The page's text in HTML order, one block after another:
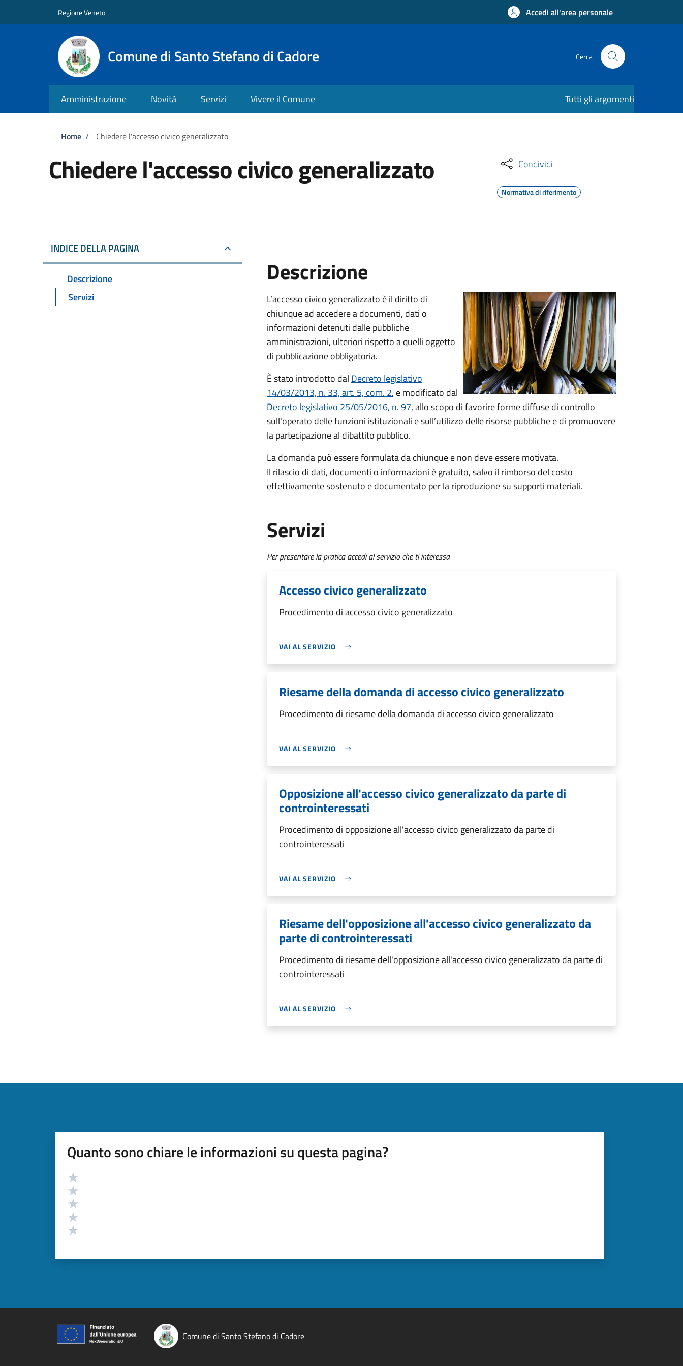
Regione Veneto Accedi all'area personale
Comune di Santo Stefano di Cadore Cerca
Amministrazione Novità Servizi Vivere il Comune Tutti gli argomenti
Briciole di pane
Home / Chiedere l'accesso civico generalizzato
Chiedere l'accesso civico generalizzato Condividi
Normativa di riferimento
INDICE DELLA PAGINA
Descrizione
Servizi
Descrizione
L’accesso civico generalizzato è il diritto di
chiunque ad accedere a documenti, dati o
informazioni detenuti dalle pubbliche
amministrazioni, ulteriori rispetto a quelli oggetto
di pubblicazione obbligatoria.
È stato introdotto dal Decreto legislativo
14/03/2013, n. 33, art. 5, com. 2, e modificato dal
Decreto legislativo 25/05/2016, n. 97, allo scopo di favorire forme diffuse di controllo
sull'operato delle funzioni istituzionali e sull’utilizzo delle risorse pubbliche e di promuovere
la partecipazione al dibattito pubblico.
La domanda può essere formulata da chiunque e non deve essere motivata.
Il rilascio di dati, documenti o informazioni è gratuito, salvo il rimborso del costo
effettivamente sostenuto e documentato per la riproduzione su supporti materiali.
Servizi
Per presentare la pratica accedi al servizio che ti interessa
Accesso civico generalizzato
Procedimento di accesso civico generalizzato
VAI AL SERVIZIO
Riesame della domanda di accesso civico generalizzato
Procedimento di riesame della domanda di accesso civico generalizzato
VAI AL SERVIZIO
Opposizione all'accesso civico generalizzato da parte di
controinteressati
Procedimento di opposizione all'accesso civico generalizzato da parte di
controinteressati
VAI AL SERVIZIO
Riesame dell'opposizione all'accesso civico generalizzato da
parte di controinteressati
Procedimento di riesame dell'opposizione all'accesso civico generalizzato da parte di
controinteressati
VAI AL SERVIZIO
Quanto sono chiare le informazioni su questa pagina?
Valutazione
Comune di Santo Stefano di Cadore